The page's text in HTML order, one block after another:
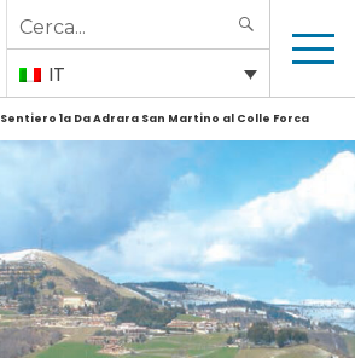
Search
for:
IT
Sentiero 1a Da Adrara San Martino al Colle Forca